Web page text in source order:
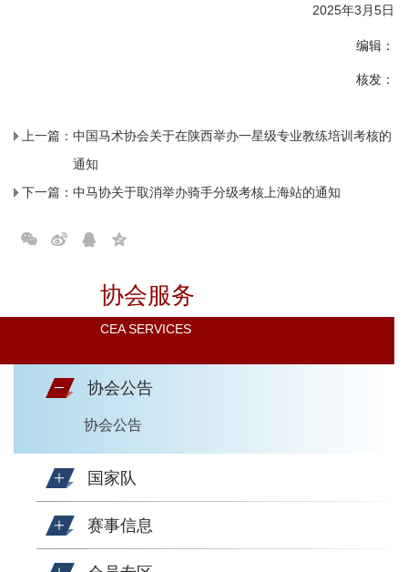
协会服务
CEA SERVICES
协会公告
协会公告
国家队
赛事信息
2025年3月5日
编辑：
核发：
上一篇： 中国马术协会关于在陕西举办一星级专业教练培训考核的
通知
下一篇： 中马协关于取消举办骑手分级考核上海站的通知